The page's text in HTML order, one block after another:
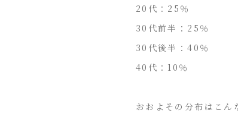
20代：25％
30代前半：25％
30代後半：40％
40代：10％
おおよその分布はこん